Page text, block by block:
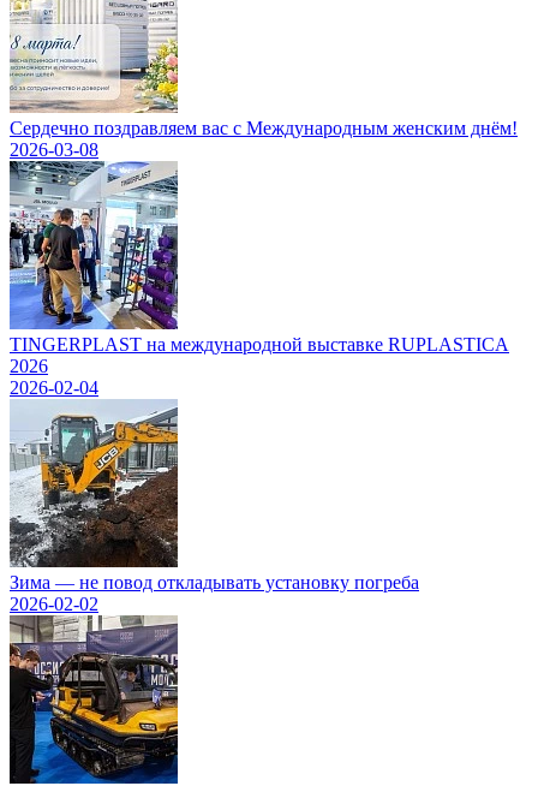
Сердечно поздравляем вас с Международным женским днём!
2026-03-08
TINGERPLAST на международной выставке RUPLASTICA
2026
2026-02-04
Зима — не повод откладывать установку погреба
2026-02-02